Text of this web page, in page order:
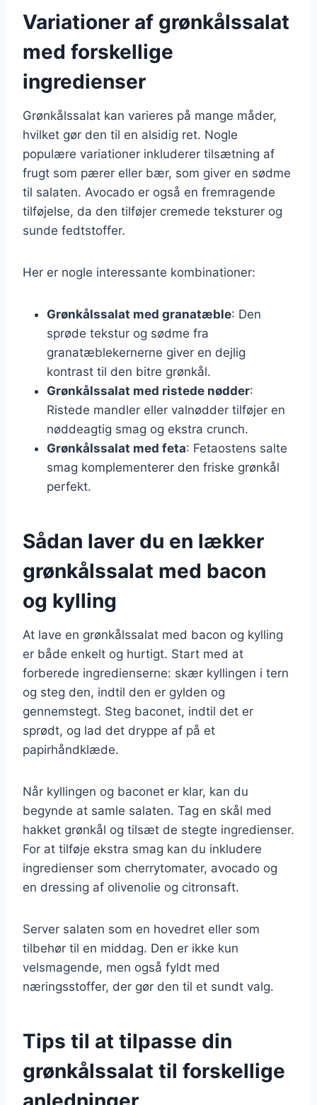
Variationer af grønkålssalat
med forskellige
ingredienser
Grønkålssalat kan varieres på mange måder,
hvilket gør den til en alsidig ret. Nogle
populære variationer inkluderer tilsætning af
frugt som pærer eller bær, som giver en sødme
til salaten. Avocado er også en fremragende
tilføjelse, da den tilføjer cremede teksturer og
sunde fedtstoffer.
Her er nogle interessante kombinationer:
Grønkålssalat med granatæble: Den
sprøde tekstur og sødme fra
granatæblekernerne giver en dejlig
kontrast til den bitre grønkål.
Grønkålssalat med ristede nødder:
Ristede mandler eller valnødder tilføjer en
nøddeagtig smag og ekstra crunch.
Grønkålssalat med feta: Fetaostens salte
smag komplementerer den friske grønkål
perfekt.
Sådan laver du en lækker
grønkålssalat med bacon
og kylling
At lave en grønkålssalat med bacon og kylling
er både enkelt og hurtigt. Start med at
forberede ingredienserne: skær kyllingen i tern
og steg den, indtil den er gylden og
gennemstegt. Steg baconet, indtil det er
sprødt, og lad det dryppe af på et
papirhåndklæde.
Når kyllingen og baconet er klar, kan du
begynde at samle salaten. Tag en skål med
hakket grønkål og tilsæt de stegte ingredienser.
For at tilføje ekstra smag kan du inkludere
ingredienser som cherrytomater, avocado og
en dressing af olivenolie og citronsaft.
Server salaten som en hovedret eller som
tilbehør til en middag. Den er ikke kun
velsmagende, men også fyldt med
næringsstoffer, der gør den til et sundt valg.
Tips til at tilpasse din
grønkålssalat til forskellige